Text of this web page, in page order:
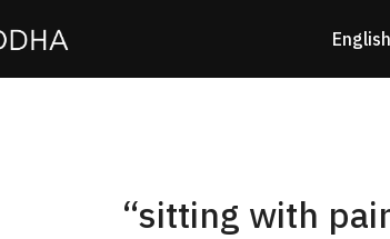
English
“sitting with